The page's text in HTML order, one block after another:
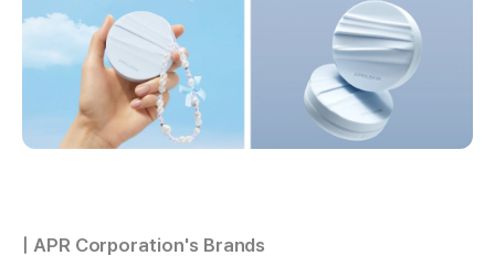
| APR Corporation's Brands